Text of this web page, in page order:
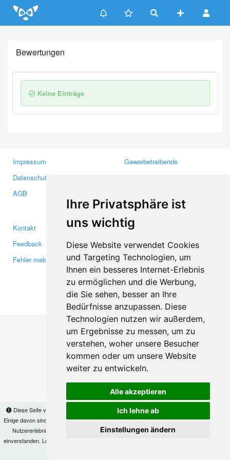
Ihre Privatsphäre ist
uns wichtig
Diese Website verwendet Cookies
und Targeting Technologien, um
Ihnen ein besseres Internet-Erlebnis
zu ermöglichen und die Werbung,
die Sie sehen, besser an Ihre
Bedürfnisse anzupassen. Diese
Technologien nutzen wir außerdem,
um Ergebnisse zu messen, um zu
verstehen, woher unsere Besucher
kommen oder um unsere Website
weiter zu entwickeln.
Alle akzeptieren
Ich lehne ab
Einstellungen ändern
Update cookies preferences
Diese Seite verwendet Cookies, um Informationen auf Ihrem Computer zu speichern.
Einige davon sind notwendig, damit unsere Seite funktioniert, andere helfen uns dabei, das
Nutzererlebnis zu verbessern. Mit der Nutzung dieser Seite erklären Sie sich damit
einverstanden. Lesen Sie unsere
Bewertungen
Keine Einträge
Impressum
Datenschutzerklärung
AGB
Gewerbetreibende
Medien
Kontakt
Feedback
Fehler melden
Facebook
Twitter
YouTube
Google+
Makis© Copyright 2026